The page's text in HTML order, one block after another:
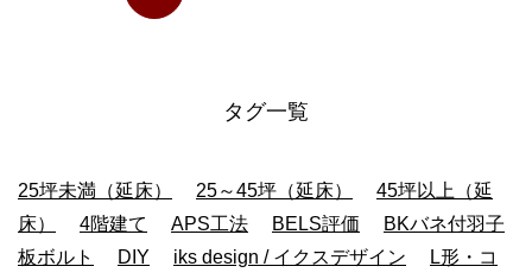
タグ一覧
25坪未満（延床） 25～45坪（延床）
45坪以上（延
床）
4階建て APS工法 BELS評価
BKバネ付羽子
板ボルト
DIY iks design / イクスデザイン
L形・コ